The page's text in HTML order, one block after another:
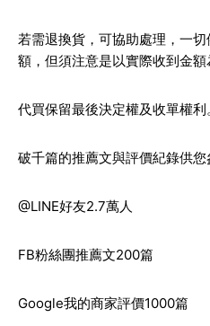
若需退換貨，可協助處理，一
額，但須注意是以實際收到金額
代買保留最後決定權及收單權利
破千篇的推薦文與評價紀錄供
@LINE好友2.7萬人
FB粉絲團推薦文200篇
Google我的商家評價1000篇